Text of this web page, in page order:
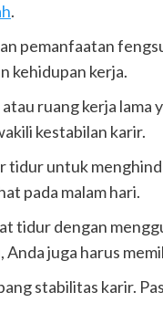
.
pemanfaatan
kehidupan kerja.
ruang kerja lama
kestabilan karir.
untuk
pada malam hari.
tidur dengan
Anda juga harus
stabilitas karir.